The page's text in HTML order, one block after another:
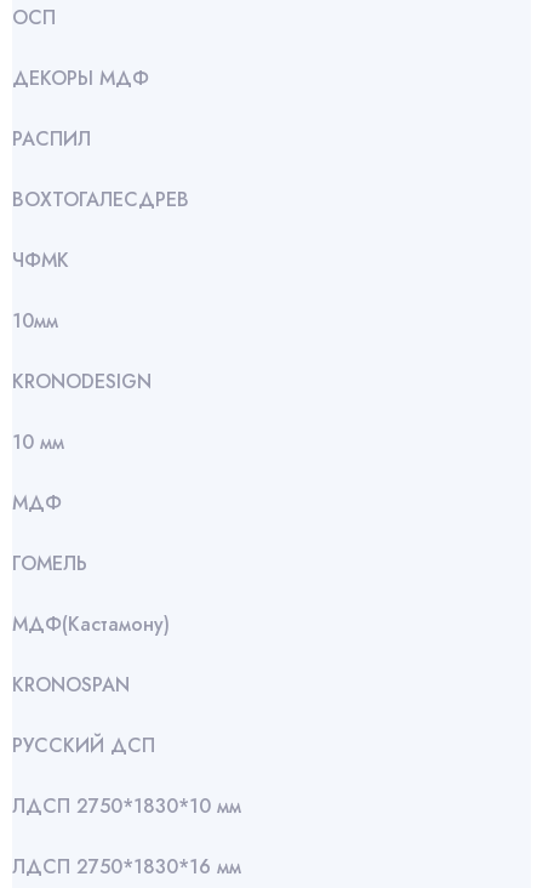
ОСП
ДЕКОРЫ МДФ
РАСПИЛ
ВОХТОГАЛЕСДРЕВ
ЧФМК
10мм
KRONODESIGN
10 мм
МДФ
ГОМЕЛЬ
МДФ(Кастамону)
KRONOSPAN
РУССКИЙ ДСП
ЛДСП 2750*1830*10 мм
ЛДСП 2750*1830*16 мм